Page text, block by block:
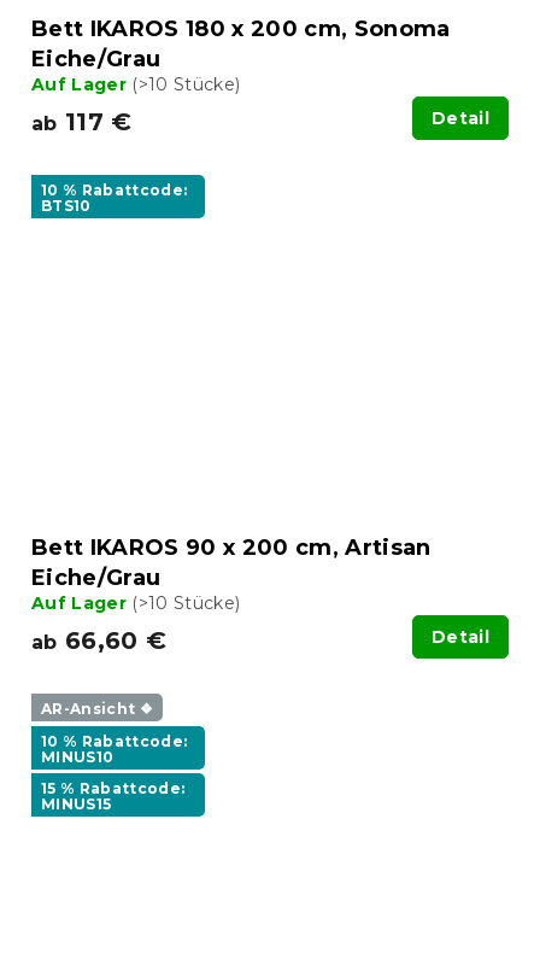
Bett IKAROS 180 x 200 cm, Sonoma
Eiche/Grau
Auf Lager (>10 Stücke)
ab 117 € Detail
10 % Rabattcode:
BTS10
Bett IKAROS 90 x 200 cm, Artisan
Eiche/Grau
Auf Lager (>10 Stücke)
ab 66,60 € Detail
AR-Ansicht ❖
10 % Rabattcode:
MINUS10
15 % Rabattcode:
MINUS15